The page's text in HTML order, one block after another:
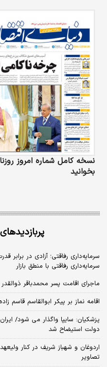
نسخه کامل شماره امروز
بخوانید
سرمایه‌داری رفاقتی؛ آزادی در برابر
سرمایه‌داری رفاقتی با منطق بازار
ماجرای اقامت پسر محمدباقر
اقامه نماز بر پیکر ابوالقاسم
پزشکیان: سایپا واگذار می شود/
دولت استیضاح شد
اردوغان و شهباز شریف در کنار
تصاویر